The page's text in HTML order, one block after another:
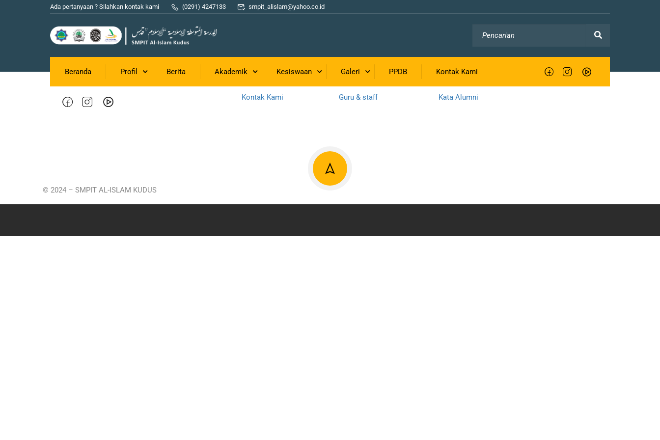
Ada pertanyaan ? Silahkan kontak kami (0291) 4247133 smpit_alislam@yahoo.co.id
Beranda Profil Berita Akademik Kesiswaan Galeri PPDB Kontak Kami
Jl. Veteran Gang Utama, Glantengan, Kudus
(0291) 4247133
smpit_alislam@yahoo.co.id
Menu
Kontak Kami
Akademik
Non Boarding
Guru & staff
Kesiswaan
Kata Alumni
Link
KEMENAG JATENG
© 2024 – SMPIT AL-ISLAM KUDUS